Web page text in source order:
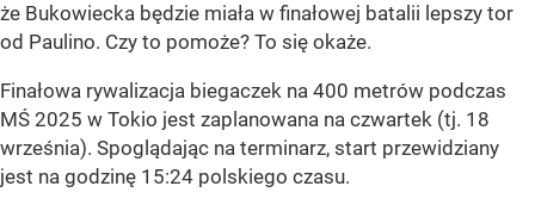
że Bukowiecka będzie miała w finałowej batalii lepszy tor
od Paulino. Czy to pomoże? To się okaże.
Finałowa rywalizacja biegaczek na 400 metrów podczas
MŚ 2025 w Tokio jest zaplanowana na czwartek (tj. 18
września). Spoglądając na terminarz, start przewidziany
jest na godzinę 15:24 polskiego czasu.